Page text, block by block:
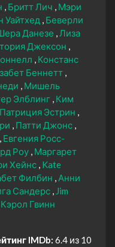
Бритт Лич
Мэри
Уайтхед
Беверли
Данезе
Лиза
Джексон
Констанс
Беннетт
Мишель
Элблинг Ким
Патриция Эстрин
Патти Джонс
Евгения Росс-
Роу Маргарет
Хейнс Kate
Филбин
Анни
Сандерс
Jim
Кэрол Гвинн
IMDb: 6.4 из 10